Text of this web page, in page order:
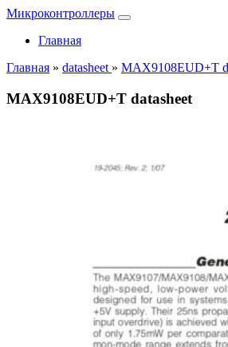
Микроконтроллеры
Главная
Главная » datasheet » MAX9108EUD+T
MAX9108EUD+T datasheet